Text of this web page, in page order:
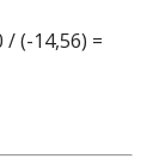
/ (-14,56) =